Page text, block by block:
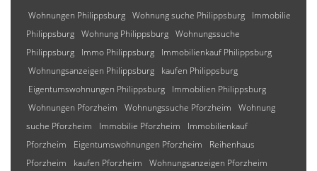
Wohnungen Philippsburg Wohnung suche Philippsburg
Immobilie
Philippsburg Wohnung Philippsburg Wohnungssuche
Philippsburg
Immo Philippsburg
Immobilienkauf Philippsburg
Wohnungsanzeigen Philippsburg
kaufen Philippsburg
Eigentumswohnungen Philippsburg
Immobilien Philippsburg
Wohnungen Pforzheim
Wohnungssuche Pforzheim
Wohnung
suche Pforzheim
Immobilie Pforzheim
Immobilienkauf
Pforzheim
Eigentumswohnungen Pforzheim
Reihenhaus
Pforzheim
kaufen Pforzheim
Wohnungsanzeigen Pforzheim